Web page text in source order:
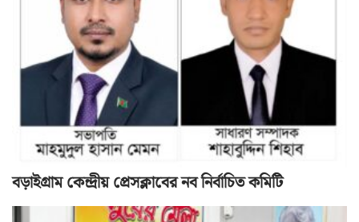
বড়াইগ্রাম কেন্দ্রীয় প্রেসক্লাবের নব নির্বাচিত কমিটি